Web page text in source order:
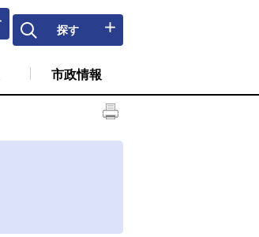
探す
市政情報